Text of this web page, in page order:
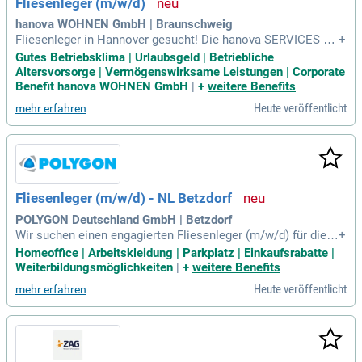
33 / 88-110 oder per E-Mail an Mail@salus-lindow.de.
Fliesenleger (m/w/d)
hanova WOHNEN GmbH | Braunschweig
Fliesenleger in Hannover gesucht! Die hanova SERVICES G
mbH, Tochterunternehmen der hanova WOHNEN GmbH, suc
ht Verstärkung für ihr Team in der Eichelkampstraße. Wir se
tzen uns dafür ein, die Lebensqualität der Menschen in Han
eten wir ein starkes Arbeitsumfeld. Ihre Expertise als Fliese
nleger ist entscheidend, um den Komfort unserer Mietenden
zu erhöhen. Werden Sie Teil unseres engagierten Teams und
tragen Sie zu einer liebenswerten Stadt Hannover bei!
+
Gutes Betriebsklima | Urlaubsgeld | Betriebliche
Altersvorsorge | Vermögenswirksame Leistungen | Corporate
Benefit hanova WOHNEN GmbH
+ weitere Benefits
mehr erfahren Heute veröffentlicht
Fliesenleger (m/w/d) - NL Betzdorf
POLYGON Deutschland GmbH | Betzdorf
Wir suchen einen engagierten Fliesenleger (m/w/d) für die A
bteilung Sanierungstechnik in Betzdorf. Werde Teil der POLY
GON-Familie und übernimm die Verlegung sowie Reparatur
von Wand- und Bodenverkleidungen in Bestandsgebäuden. Z
u Deinen Aufgaben gehören auch Estricharbeiten, Abdichtun
gen und das fachgerechte Verfugen. Teamarbeit ist entschei
dend, besonders bei Brand- und Wasserschadensanierunge
n. Du hast eine abgeschlossene Ausbildung zum Fliesen-, Pl
atten- und Mosaikleger und bist freundlich zu Kunden. Wenn
+
Homeoffice | Arbeitskleidung | Parkplatz | Einkaufsrabatte |
Weiterbildungsmöglichkeiten | + weitere Benefits
mehr erfahren Heute veröffentlicht